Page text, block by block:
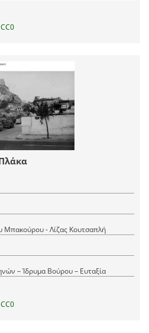
Μπακούρου - Λίζας Κουτσαπλή
– Ίδρυμα Βούρου – Ευταξία